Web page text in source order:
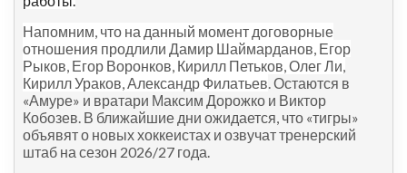
Напомним, что на данный момент договорные
отношения продлили Дамир Шаймарданов, Егор
Рыков, Егор Воронков, Кирилл Петьков, Олег Ли,
Кирилл Ураков, Александр Филатьев. Остаются в
«Амуре» и вратари Максим Дорожко и Виктор
Кобозев. В ближайшие дни ожидается, что «тигры»
объявят о новых хоккеистах и озвучат тренерский
штаб на сезон 2026/27 года.